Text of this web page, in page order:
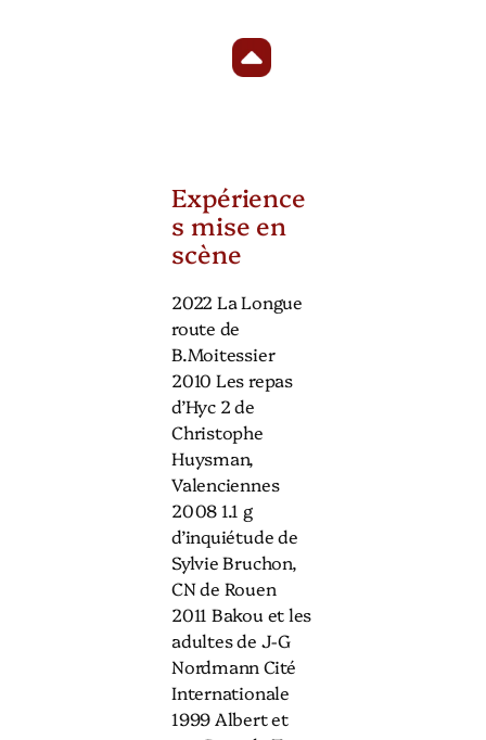
Expérience
s mise en
scène
2022 La Longue
route de
B.Moitessier
2010 Les repas
d’Hyc 2 de
Christophe
Huysman,
Valenciennes
2008 1.1 g
d’inquiétude de
Sylvie Bruchon,
CN de Rouen
2011 Bakou et les
adultes de J-G
Nordmann Cité
Internationale
1999 Albert et